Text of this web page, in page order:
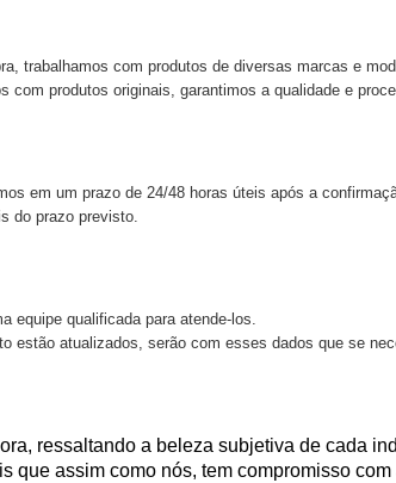
trabalhamos com produtos de diversas marcas e
produtos originais, garantimos a qualidade e
em um prazo de 24/48 horas úteis após a
do prazo previsto.
equipe qualificada para atende-los.
estão atualizados, serão com esses dados que se
ressaltando a beleza subjetiva de cada
que assim como nós, tem compromisso